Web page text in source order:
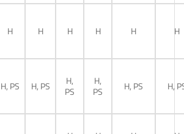
H H H H H H
H, PS H, PS
H,
PS
H,
PS
H, PS H,